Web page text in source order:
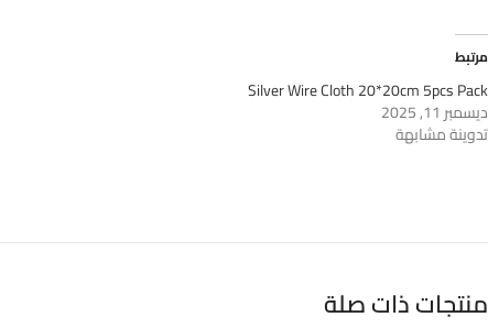
مرتبط
Silver Wire Cloth 20*20cm 5pcs Pack
ديسمبر 11, 2025
تدوينة مشابهة
منتجات ذات صلة